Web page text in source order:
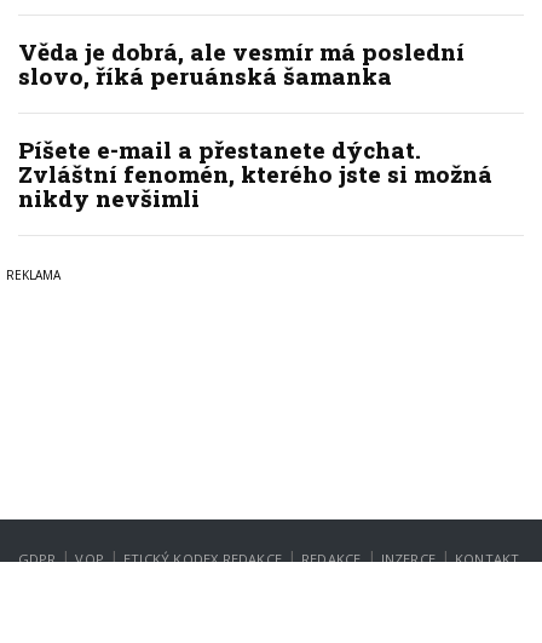
Věda je dobrá, ale vesmír má poslední
slovo, říká peruánská šamanka
Píšete e-mail a přestanete dýchat.
Zvláštní fenomén, kterého jste si možná
nikdy nevšimli
GDPR | VOP | ETICKÝ KODEX REDAKCE | REDAKCE | INZERCE | KONTAKT